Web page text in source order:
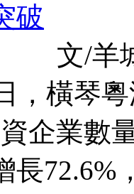
文/羊
，橫琴
企業數
長72.6%